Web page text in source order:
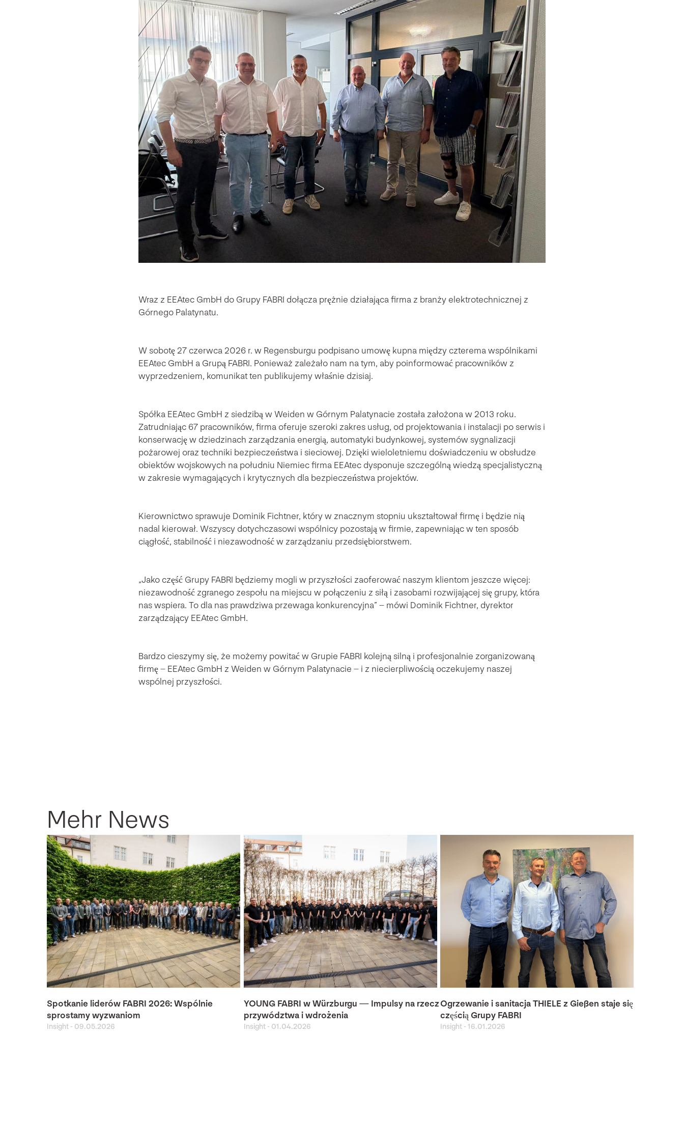
Wraz z EEAtec GmbH do Grupy FABRI dołącza prężnie działająca firma z branży elektrotechnicznej z
Górnego Palatynatu.
W sobotę 27 czerwca 2026 r. w Regensburgu podpisano umowę kupna między czterema wspólnikami
EEAtec GmbH a Grupą FABRI. Ponieważ zależało nam na tym, aby poinformować pracowników z
wyprzedzeniem, komunikat ten publikujemy właśnie dzisiaj.
Spółka EEAtec GmbH z siedzibą w Weiden w Górnym Palatynacie została założona w 2013 roku.
Zatrudniając 67 pracowników, firma oferuje szeroki zakres usług, od projektowania i instalacji po serwis i
konserwację w dziedzinach zarządzania energią, automatyki budynkowej, systemów sygnalizacji
pożarowej oraz techniki bezpieczeństwa i sieciowej. Dzięki wieloletniemu doświadczeniu w obsłudze
obiektów wojskowych na południu Niemiec firma EEAtec dysponuje szczególną wiedzą specjalistyczną
w zakresie wymagających i krytycznych dla bezpieczeństwa projektów.
Kierownictwo sprawuje Dominik Fichtner, który w znacznym stopniu ukształtował firmę i będzie nią
nadal kierował. Wszyscy dotychczasowi wspólnicy pozostają w firmie, zapewniając w ten sposób
ciągłość, stabilność i niezawodność w zarządzaniu przedsiębiorstwem.
„Jako część Grupy FABRI będziemy mogli w przyszłości zaoferować naszym klientom jeszcze więcej:
niezawodność zgranego zespołu na miejscu w połączeniu z siłą i zasobami rozwijającej się grupy, która
nas wspiera. To dla nas prawdziwa przewaga konkurencyjna” – mówi Dominik Fichtner, dyrektor
zarządzający EEAtec GmbH.
Bardzo cieszymy się, że możemy powitać w Grupie FABRI kolejną silną i profesjonalnie zorganizowaną
firmę – EEAtec GmbH z Weiden w Górnym Palatynacie – i z niecierpliwością oczekujemy naszej
wspólnej przyszłości.
Mehr News
Spotkanie liderów FABRI 2026: Wspólnie
sprostamy wyzwaniom
Insight - 09.05.2026
YOUNG FABRI w Würzburgu — Impulsy na rzecz
przywództwa i wdrożenia
Insight- 01.04.2026
Ogrzewanie i sanitacja THIELE z Gießen staje się
częścią Grupy FABRI
Insight -16.01.2026